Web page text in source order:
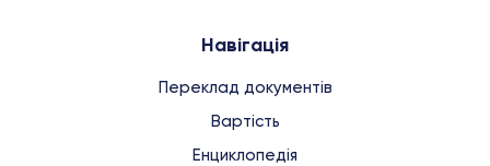
Навігація
Переклад документів
Вартість
Енциклопедія